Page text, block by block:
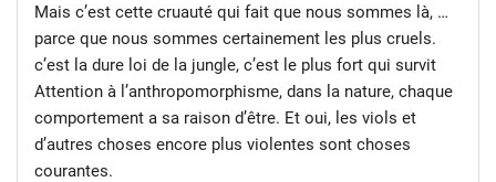
Mais c’est cette cruauté qui fait que nous sommes là, …
parce que nous sommes certainement les plus cruels.
c’est la dure loi de la jungle, c’est le plus fort qui survit
Attention à l’anthropomorphisme, dans la nature, chaque
comportement a sa raison d’être. Et oui, les viols et
d’autres choses encore plus violentes sont choses
courantes.